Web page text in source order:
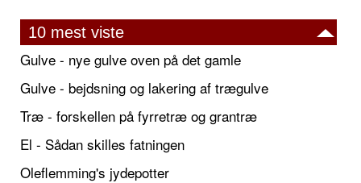
10 mest viste
Gulve - nye gulve oven på det gamle
Gulve - bejdsning og lakering af trægulve
Træ - forskellen på fyrretræ og grantræ
El - Sådan skilles fatningen
Oleflemming's jydepotter